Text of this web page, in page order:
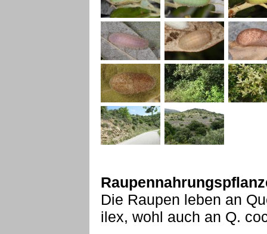
Die Raupen leben an
ilex, wohl auch an Q.